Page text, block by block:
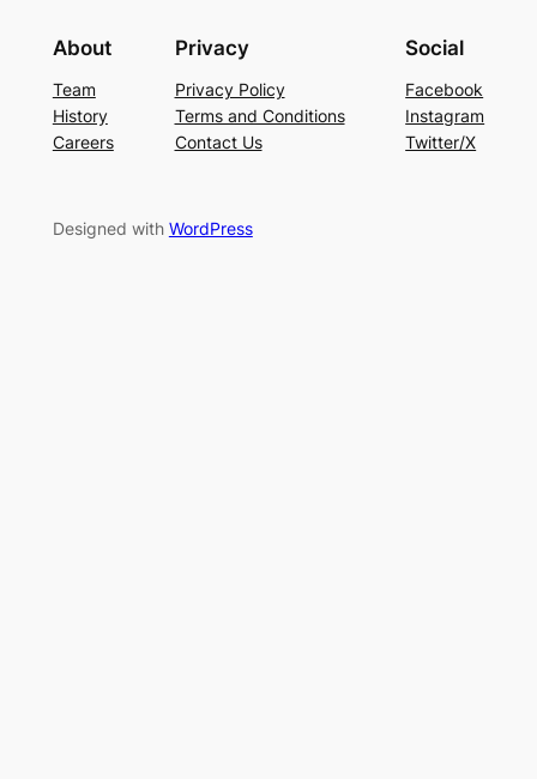
About
Team
History
Careers
Privacy
Privacy Policy
Terms and Conditions
Contact Us
Social
Facebook
Instagram
Twitter/X
Designed with WordPress